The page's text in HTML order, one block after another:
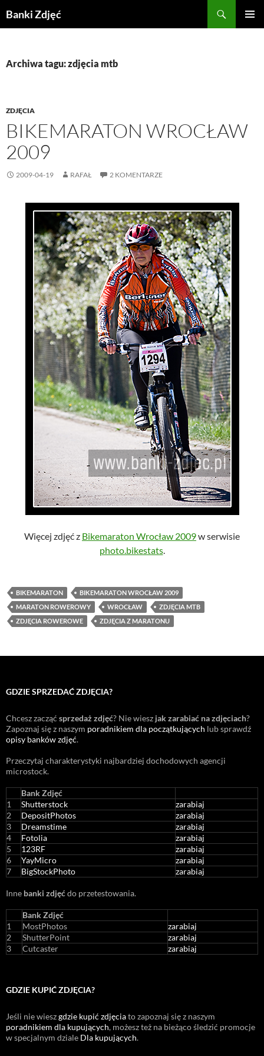
doBanki Zdjęć
Archiwa tagu: zdjęcia mtb
ZDJĘCIA
BIKEMARATON WROCŁAW
2009
2009-04-19 RAFAŁ 2 KOMENTARZE
Więcej zdjęć z Bikemaraton Wrocław 2009w serwisie
photo.bikestats.
BIKEMARATON
BIKEMARATON WROCŁAW 2009
MARATON ROWEROWY
WROCŁAW
ZDJĘCIA MTB
ZDJĘCIA ROWEROWE
ZDJĘCIA Z MARATONU
GDZIE SPRZEDAĆ ZDJĘCIA?
Chcesz zacząć sprzedaż zdjęć? Nie wiesz jak zarabiać na zdjęciach?
Zapoznaj się z naszym poradnikiem dla początkujących lub sprawdź
opisy banków zdjęć.
Przeczytaj charakterystyki najbardziej dochodowych agencji
microstock.
Bank Zdjęć
1
Shutterstock
zarabiaj
2
DepositPhotos
zarabiaj
3
Dreamstime
zarabiaj
4
Fotolia
zarabiaj
5
123RF
zarabiaj
6
YayMicro
zarabiaj
7
BigStockPhoto zarabiaj
Inne banki zdjęćdo przetestowania.
Bank Zdjęć
1
MostPhotos
zarabiaj
2
ShutterPoint
zarabiaj
3
Cutcaster zarabiaj
GDZIE KUPIĆ ZDJĘCIA?
Jeśli nie wieszgdzie kupić zdjęciato zapoznaj się z naszym
poradnikiem dla kupujących, możesz też na bieżąco śledzić promocje
w specjalnym dziale Dla kupujących.